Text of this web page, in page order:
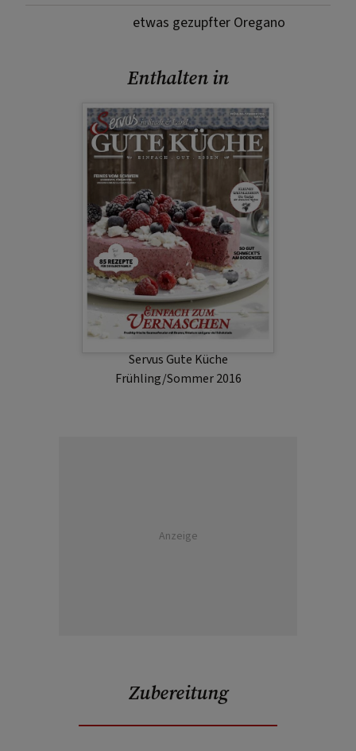
etwas gezupfter Oregano
Enthalten in
Servus Gute Küche
Frühling/Sommer 2016
Anzeige
Zubereitung